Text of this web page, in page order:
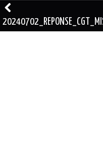
Navigation
des